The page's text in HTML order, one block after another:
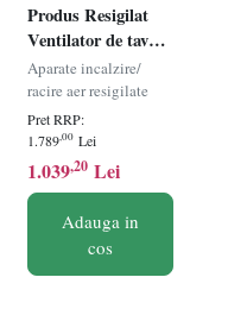
Produs Resigilat
Ventilator de tavan
cu lumina Re-
Bloom Ibar,
fier/acrilic,
50x50x55 cm, LED
SMD 2835 2880lm
3 temp culoare, 3
viteze, telecomanda,
alb/transparent/argintiu
Aparate incalzire/
racire aer resigilate
Pret RRP:
1.789,00 Lei
1.039,20 Lei
Adauga in
cos